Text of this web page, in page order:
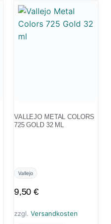
VALLEJO METAL COLORS
725 GOLD 32 ML
Vallejo
9,50€
zzgl. Versandkosten